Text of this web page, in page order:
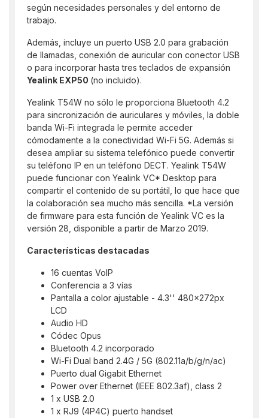
según necesidades personales y del entorno de
trabajo.
Además, incluye un puerto USB 2.0 para grabación
de llamadas, conexión de auricular con conector USB
o para incorporar hasta tres teclados de expansión
Yealink EXP50 (no incluido).
Yealink T54W no sólo le proporciona Bluetooth 4.2
para sincronización de auriculares y móviles, la doble
banda Wi-Fi integrada le permite acceder
cómodamente a la conectividad Wi-Fi 5G. Además si
desea ampliar su sistema telefónico puede convertir
su teléfono IP en un teléfono DECT. Yealink T54W
puede funcionar con Yealink VC* Desktop para
compartir el contenido de su portátil, lo que hace que
la colaboración sea mucho más sencilla. *La versión
de firmware para esta función de Yealink VC es la
versión 28, disponible a partir de Marzo 2019.
Características destacadas
16 cuentas VoIP
Conferencia a 3 vías
Pantalla a color ajustable - 4.3'' 480x272px
LCD
Audio HD
Códec Opus
Bluetooth 4.2 incorporado
Wi-Fi Dual band 2.4G / 5G (802.11a/b/g/n/ac)
Puerto dual Gigabit Ethernet
Power over Ethernet (IEEE 802.3af), class 2
1 x USB 2.0
1 x RJ9 (4P4C) puerto handset